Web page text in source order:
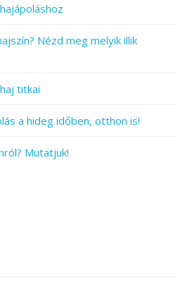
Nézd meg melyik illik
titkai
a hideg időben, otthon is!
Mutatjuk!